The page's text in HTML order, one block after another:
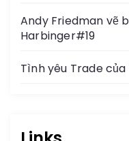
Andy Friedman vẽ
Harbinger#19
Tình yêu Trade